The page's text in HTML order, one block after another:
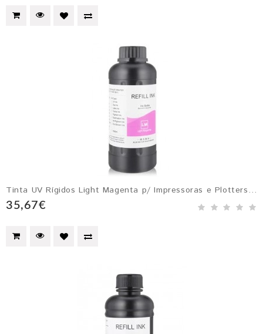
Tinta UV Rígidos Light Magenta p/ Impressoras e Plotters com Cabeçotes Epson DX4, DX5, DX6 e DX7
35,67€